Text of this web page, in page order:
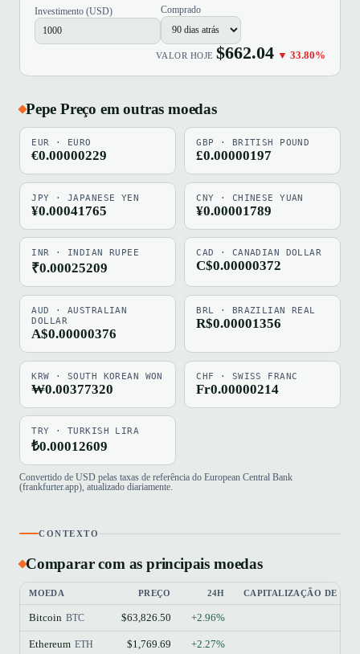
Investimento (USD) Comprado
VALOR HOJE $662.04 ▼ 33.80%
Pepe Preço em outras moedas
EUR · EURO
€0.00000229
GBP · BRITISH POUND
£0.00000197
JPY · JAPANESE YEN
¥0.00041765
CNY · CHINESE YUAN
¥0.00001789
INR · INDIAN RUPEE
₹0.00025209
CAD · CANADIAN DOLLAR
C$0.00000372
AUD · AUSTRALIAN
DOLLAR
A$0.00000376
BRL · BRAZILIAN REAL
R$0.00001356
KRW · SOUTH KOREAN WON
₩0.00377320
CHF · SWISS FRANC
Fr0.00000214
TRY · TURKISH LIRA
₺0.00012609
Convertido de USD pelas taxas de referência do European Central Bank
(frankfurter.app), atualizado diariamente.
CONTEXTO
Comparar com as principais moedas
MOEDA PREÇO 24H CAPITALIZAÇÃO DE
Bitcoin BTC $63,826.50 +2.96%
Ethereum ETH $1,769.69 +2.27%